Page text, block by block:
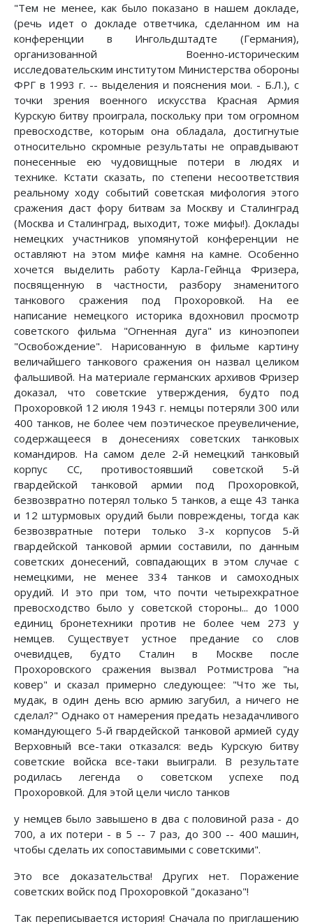
"Тем не менее, как было показано в нашем докладе,
(речь идет о докладе ответчика, сделанном им на
конференции в Ингольдштадте (Германия),
организованной Военно-историческим
исследовательским институтом Министерства обороны
ФРГ в 1993 г. -- выделения и пояснения мои. - Б.Л.), с
точки зрения военного искусства Красная Армия
Курскую битву проиграла, поскольку при том огромном
превосходстве, которым она обладала, достигнутые
относительно скромные результаты не оправдывают
понесенные ею чудовищные потери в людях и
технике. Кстати сказать, по степени несоответствия
реальному ходу событий советская мифология этого
сражения даст фору битвам за Москву и Сталинград
(Москва и Сталинград, выходит, тоже мифы!). Доклады
немецких участников упомянутой конференции не
оставляют на этом мифе камня на камне. Особенно
хочется выделить работу Карла-Гейнца Фризера,
посвященную в частности, разбору знаменитого
танкового сражения под Прохоровкой. На ее
написание немецкого историка вдохновил просмотр
советского фильма "Огненная дуга" из киноэпопеи
"Освобождение". Нарисованную в фильме картину
величайшего танкового сражения он назвал целиком
фальшивой. На материале германских архивов Фризер
доказал, что советские утверждения, будто под
Прохоровкой 12 июля 1943 г. немцы потеряли 300 или
400 танков, не более чем поэтическое преувеличение,
содержащееся в донесениях советских танковых
командиров. На самом деле 2-й немецкий танковый
корпус СС, противостоявший советской 5-й
гвардейской танковой армии под Прохоровкой,
безвозвратно потерял только 5 танков, а еще 43 танка
и 12 штурмовых орудий были повреждены, тогда как
безвозвратные потери только 3-х корпусов 5-й
гвардейской танковой армии составили, по данным
советских донесений, совпадающих в этом случае с
немецкими, не менее 334 танков и самоходных
орудий. И это при том, что почти четырехкратное
превосходство было у советской стороны... до 1000
единиц бронетехники против не более чем 273 у
немцев. Существует устное предание со слов
очевидцев, будто Сталин в Москве после
Прохоровского сражения вызвал Ротмистрова "на
ковер" и сказал примерно следующее: "Что же ты,
мудак, в один день всю армию загубил, а ничего не
сделал?" Однако от намерения предать незадачливого
командующего 5-й гвардейской танковой армией суду
Верховный все-таки отказался: ведь Курскую битву
советские войска все-таки выиграли. В результате
родилась легенда о советском успехе под
Прохоровкой. Для этой цели число танков
у немцев было завышено в два с половиной раза - до
700, а их потери - в 5 -- 7 раз, до 300 -- 400 машин,
чтобы сделать их сопоставимыми с советскими".
Это все доказательства! Других нет. Поражение
советских войск под Прохоровкой "доказано"!
Так переписывается история! Сначала по приглашению